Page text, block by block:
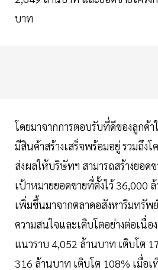
บาท
โดยมาจากการตอบรับที่ดีของลูกค้า
มีสินค้าสร้างเสร็จพร้อมอยู่ รวมถึง
ส่งผลให้บริษัทฯ สามารถสร้างยอด
เป้าหมายยอดขายที่ตั้งไว้ 36,000
เพิ่มขึ้นมาจากตลาดอสังหาริมทรัพ
ความสนใจและเติบโตอย่างต่อเนื่อ
แนวราบ 4,052 ล้านบาท เติบโต
316 ล้านบาท เติบโต 108% เมื่อ